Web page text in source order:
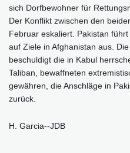
sich Dorfbewohner für
Der Konflikt zwischen den
Februar eskaliert. Pakistan
auf Ziele in Afghanistan aus.
beschuldigt die in Kabul
Taliban, bewaffneten
gewähren, die Anschläge in
zurück.
H. Garcia--JDB